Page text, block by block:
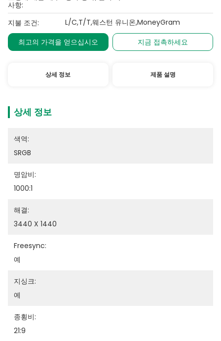
사항:
지불 조건:
L/C,T/T,웨스턴 유니온,MoneyGram
최고의 가격을 얻으십시오
지금 접촉하세요
상세 정보 제품 설명
상세 정보
색역:
SRGB
명암비:
1000:1
해결:
3440 X 1440
Freesync:
예
지싱크:
예
종횡비:
21:9